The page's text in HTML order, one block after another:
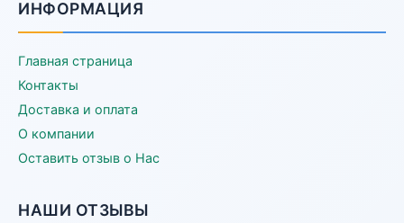
ИНФОРМАЦИЯ
Главная страница
Контакты
Доставка и оплата
О компании
Оставить отзыв о Нас
НАШИ ОТЗЫВЫ